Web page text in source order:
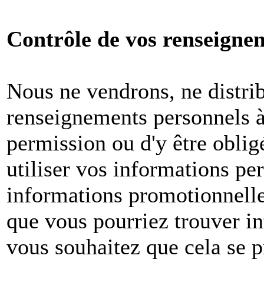
Contrôle de vos
Nous ne vendrons, ne
renseignements
permission ou d'y être
utiliser vos informations
informations
que vous pourriez trouver
vous souhaitez que cela se